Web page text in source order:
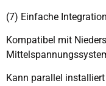
(7) Einfache Integration
Kompatibel mit
Kann parallel